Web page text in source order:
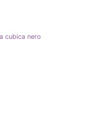
cubica nero